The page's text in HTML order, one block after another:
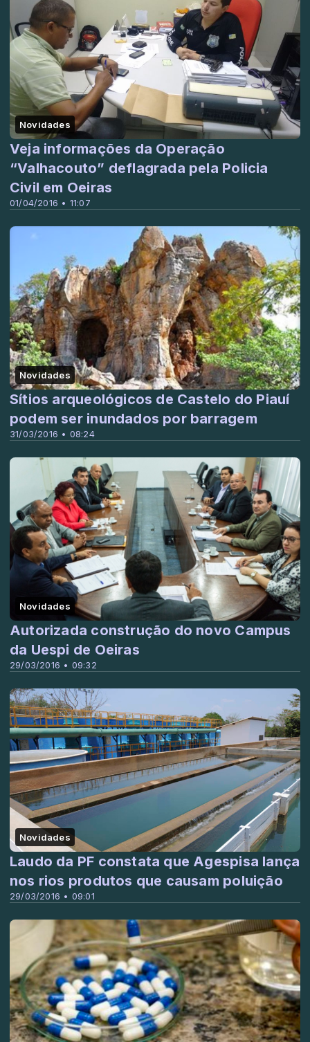
Novidades
01/04/2016 • 11:07
Veja informações da Operação
“Valhacouto” deflagrada pela Policia
Civil em Oeiras
Novidades
31/03/2016 • 08:24
Sítios arqueológicos de Castelo do Piauí
podem ser inundados por barragem
Novidades
29/03/2016 • 09:32
Autorizada construção do novo Campus
da Uespi de Oeiras
Novidades
29/03/2016 • 09:01
Laudo da PF constata que Agespisa lança
nos rios produtos que causam poluição